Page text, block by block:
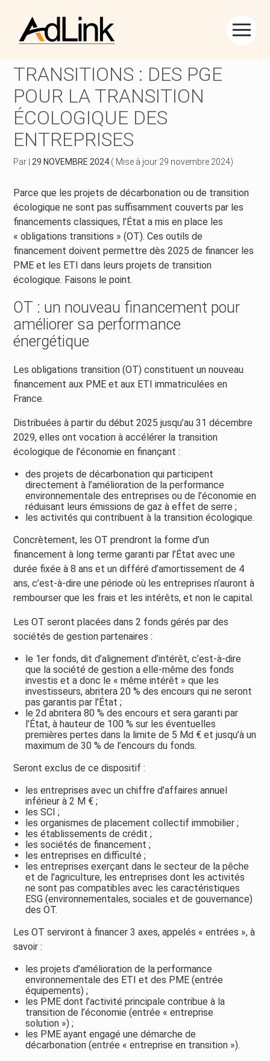
Aller
au
Créer et reprendre une activité
Développer votre entreprise
Construire votre patrimoine
Piloter votre gestion
Gérer vos ressources humaines
Dématérialiser vos documents
TRANSITIONS : DES PGE
POUR LA TRANSITION
ÉCOLOGIQUE DES
ENTREPRISES
Par 29 NOVEMBRE 2024 ( Mise à jour 29 novembre 2024)
Parce que les projets de décarbonation ou de transition
écologique ne sont pas suffisamment couverts par les
financements classiques, l’État a mis en place les
« obligations transitions » (OT). Ces outils de
financement doivent permettre dès 2025 de financer les
PME et les ETI dans leurs projets de transition
écologique. Faisons le point.
OT : un nouveau financement pour
améliorer sa performance
énergétique
Les obligations transition (OT) constituent un nouveau
financement aux PME et aux ETI immatriculées en
France.
Distribuées à partir du début 2025 jusqu’au 31 décembre
2029, elles ont vocation à accélérer la transition
écologique de l’économie en finançant :
des projets de décarbonation qui participent
directement à l’amélioration de la performance
environnementale des entreprises ou de l’économie en
réduisant leurs émissions de gaz à effet de serre ;
les activités qui contribuent à la transition écologique.
Concrètement, les OT prendront la forme d’un
financement à long terme garanti par l’État avec une
durée fixée à 8 ans et un différé d’amortissement de 4
ans, c’est-à-dire une période où les entreprises n’auront à
rembourser que les frais et les intérêts, et non le capital.
Les OT seront placées dans 2 fonds gérés par des
sociétés de gestion partenaires :
le 1er fonds, dit d’alignement d’intérêt, c’est-à-dire
que la société de gestion a elle-même des fonds
investis et a donc le « même intérêt » que les
investisseurs, abritera 20 % des encours qui ne seront
pas garantis par l’État ;
le 2d abritera 80 % des encours et sera garanti par
l’État, à hauteur de 100 % sur les éventuelles
premières pertes dans la limite de 5 Md € et jusqu’à un
maximum de 30 % de l’encours du fonds.
Seront exclus de ce dispositif :
les entreprises avec un chiffre d’affaires annuel
inférieur à 2 M € ;
les SCI ;
les organismes de placement collectif immobilier ;
les établissements de crédit ;
les sociétés de financement ;
les entreprises en difficulté ;
les entreprises exerçant dans le secteur de la pêche
et de l’agriculture, les entreprises dont les activités
ne sont pas compatibles avec les caractéristiques
ESG (environnementales, sociales et de gouvernance)
des OT.
Les OT serviront à financer 3 axes, appelés « entrées », à
savoir :
les projets d’amélioration de la performance
environnementale des ETI et des PME (entrée
équipements) ;
les PME dont l’activité principale contribue à la
transition de l’économie (entrée « entreprise
solution ») ;
les PME ayant engagé une démarche de
décarbonation (entrée « entreprise en transition »).